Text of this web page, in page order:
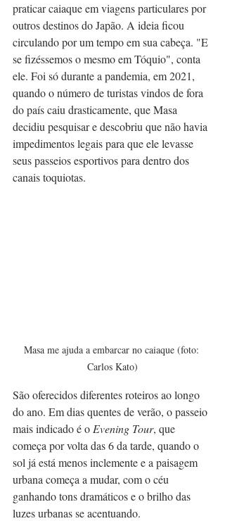
praticar caiaque em viagens particulares por
outros destinos do Japão. A ideia ficou
circulando por um tempo em sua cabeça. "E
se fizéssemos o mesmo em Tóquio", conta
ele. Foi só durante a pandemia, em 2021,
quando o número de turistas vindos de fora
do país caiu drasticamente, que Masa
decidiu pesquisar e descobriu que não havia
impedimentos legais para que ele levasse
seus passeios esportivos para dentro dos
canais toquiotas.
Masa me ajuda a embarcar no caiaque (foto:
Carlos Kato)
São oferecidos diferentes roteiros ao longo
do ano. Em dias quentes de verão, o passeio
mais indicado é o Evening Tour, que
começa por volta das 6 da tarde, quando o
sol já está menos inclemente e a paisagem
urbana começa a mudar, com o céu
ganhando tons dramáticos e o brilho das
luzes urbanas se acentuando.